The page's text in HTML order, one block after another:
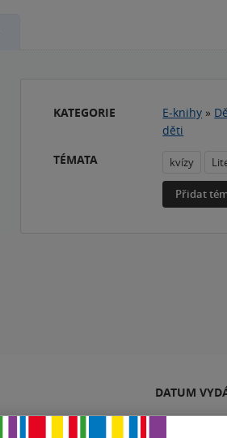
KATEGORIE E-knihy »
děti
TÉMATA
kvízy
Přidat
DATUM